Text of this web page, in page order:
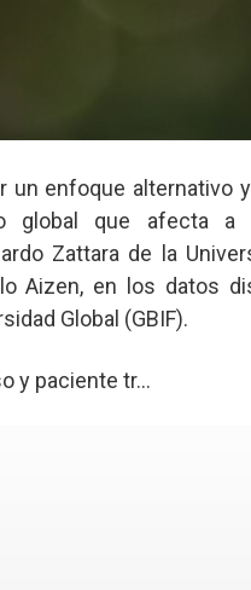
un enfoque alternativo
global que afecta a
Zattara de la
Aizen, en los datos
Global (GBIF).
y paciente tr...